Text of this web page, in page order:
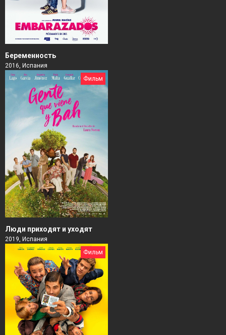
Беременность
2016, Испания
Фильм
Люди приходят и уходят
2019, Испания
Фильм